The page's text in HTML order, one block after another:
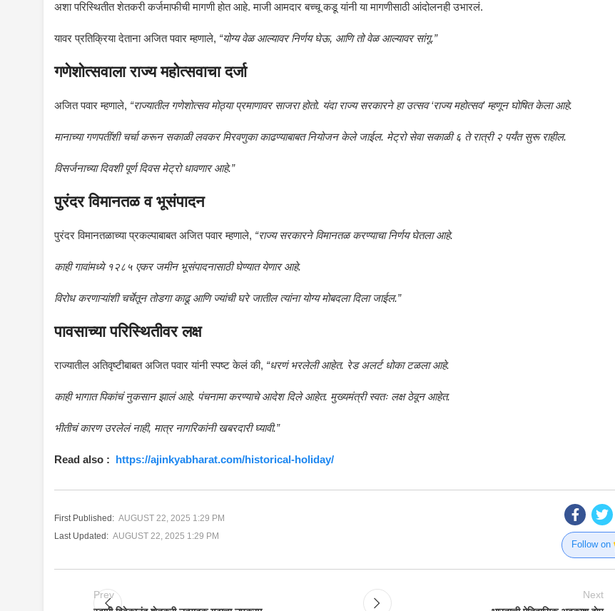
अशा परिस्थितीत शेतकरी कर्जमाफीची मागणी होत आहे. माजी आमदार बच्चू कडू यांनी या मागणीसाठी आंदोलनही उभारलं.
यावर प्रतिक्रिया देताना अजित पवार म्हणाले, “योग्य वेळ आल्यावर निर्णय घेऊ, आणि तो वेळ आल्यावर सांगू.”
गणेशोत्सवाला राज्य महोत्सवाचा दर्जा
अजित पवार म्हणाले, “राज्यातील गणेशोत्सव मोठ्या प्रमाणावर साजरा होतो. यंदा राज्य सरकारने हा उत्सव ‘राज्य महोत्सव’ म्हणून घोषित केला आहे.
मानाच्या गणपतींशी चर्चा करून सकाळी लवकर मिरवणुका काढण्याबाबत नियोजन केले जाईल. मेट्रो सेवा सकाळी ६ ते रात्री २ पर्यंत सुरू राहील.
विसर्जनाच्या दिवशी पूर्ण दिवस मेट्रो धावणार आहे.”
पुरंदर विमानतळ व भूसंपादन
पुरंदर विमानतळाच्या प्रकल्पाबाबत अजित पवार म्हणाले, “राज्य सरकारने विमानतळ करण्याचा निर्णय घेतला आहे.
काही गावांमध्ये १२८५ एकर जमीन भूसंपादनासाठी घेण्यात येणार आहे.
विरोध करणाऱ्यांशी चर्चेतून तोडगा काढू आणि ज्यांची घरे जातील त्यांना योग्य मोबदला दिला जाईल.”
पावसाच्या परिस्थितीवर लक्ष
राज्यातील अतिवृष्टीबाबत अजित पवार यांनी स्पष्ट केलं की, “धरणं भरलेली आहेत. रेड अलर्ट धोका टळला आहे.
काही भागात पिकांचं नुकसान झालं आहे. पंचनामा करण्याचे आदेश दिले आहेत. मुख्यमंत्री स्वतः लक्ष ठेवून आहेत.
भीतीचं कारण उरलेलं नाही, मात्र नागरिकांनी खबरदारी घ्यावी.”
Read also : https://ajinkyabharat.com/historical-holiday/
First Published: AUGUST 22, 2025 1:29 PM
Last Updated: AUGUST 22, 2025 1:29 PM
Follow on
Prev
Next